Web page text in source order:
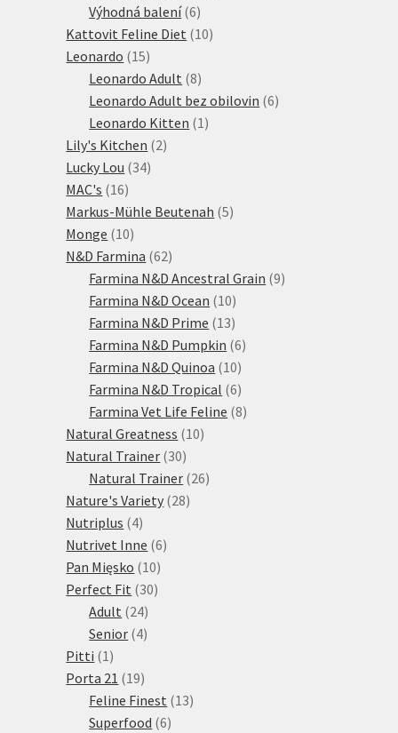
Výhodná balení 66
produktů
Kattovit Feline Diet 1010
Leonardo 1515
produktů
Leonardo Adult 88
produktů
Leonardo Adult bez obilovin 66
Leonardo Kitten 1 1
Lily's Kitchen 22
Lucky Lou 3434
MAC's 1616
produktů
Markus-Mühle Beutenah 55
Monge 1010
produktů
N&D Farmina 6262
produktů
Farmina N&D Ancestral Grain 99
Farmina N&D Ocean 1010
produktů
Farmina N&D Prime 1313
produktů
Farmina N&D Pumpkin 66
Farmina N&D Quinoa 1010
produktů
Farmina N&D Tropical 66
produktů
Farmina Vet Life Feline 88
Natural Greatness 1010
Natural Trainer 3030
produktů
Natural Trainer 2626
Nature's Variety 2828
Nutriplus 44
produkty
Nutrivet Inne 66
Pan Mięsko 1010
produktů
Perfect Fit 3030
Adult 2424
produktů
Senior 44
Pitti 1 1
produkt
Porta 21 1919
produktů
Feline Finest 1313
Superfood 66